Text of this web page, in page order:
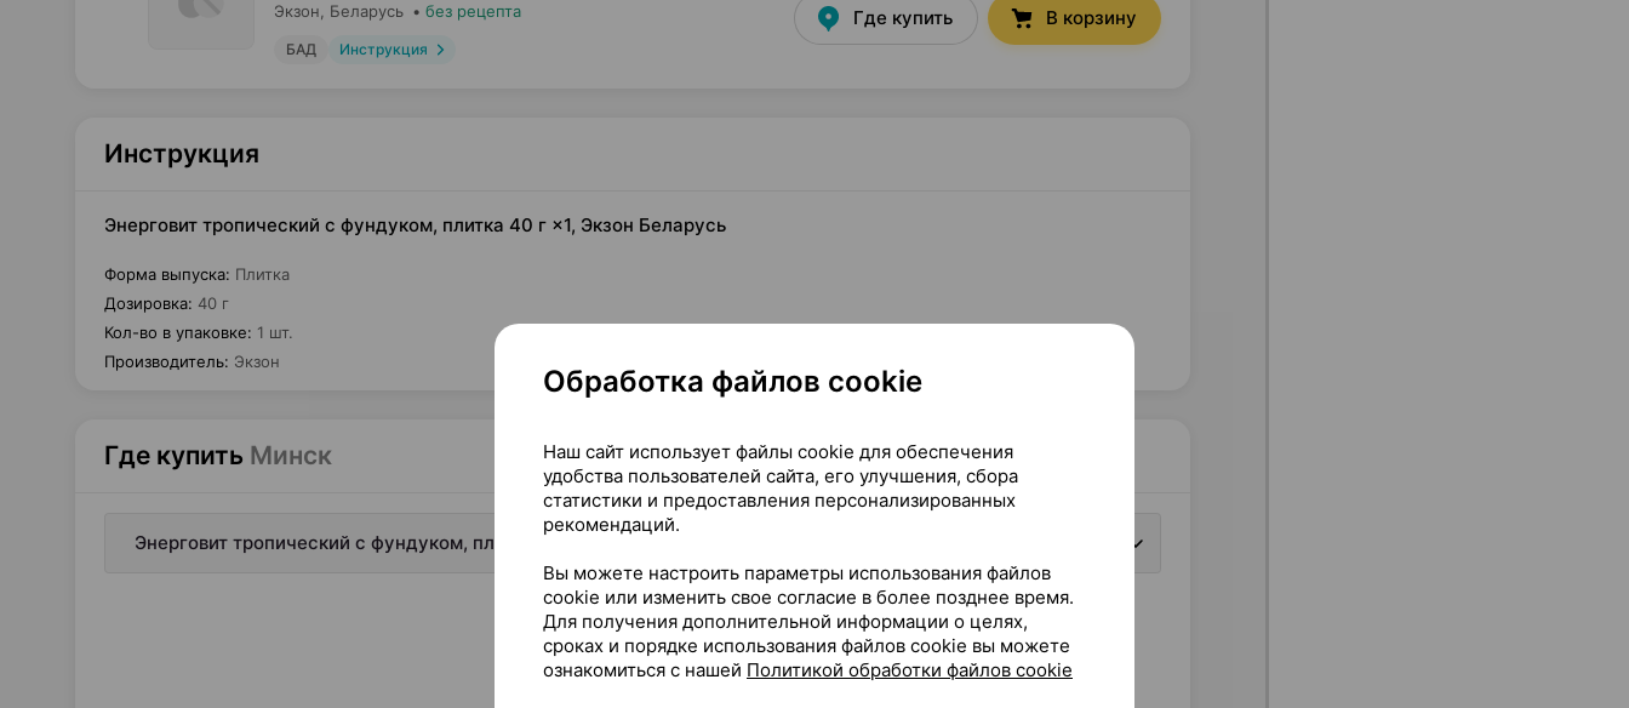
Экзон , Беларусь • без рецепта
БАД Инструкция
Где купить В корзину
Инструкция
Энерговит тропический с фундуком, плитка 40 г ×1, Экзон Беларусь
Форма выпуска: Плитка
Дозировка: 40 г
Кол-во в упаковке: 1 шт.
Производитель: Экзон
Где купить Минск
Энерговит тропический с фундуком, плитка 40 г ×1, Экзон Беларусь
513
Обработка файлов cookie
Наш сайт использует файлы cookie для обеспечения
удобства пользователей сайта, его улучшения, сбора
статистики и предоставления персонализированных
рекомендаций.
Вы можете настроить параметры использования файлов
cookie или изменить свое согласие в более позднее время.
Для получения дополнительной информации о целях,
сроках и порядке использования файлов cookie вы можете
ознакомиться с нашей Политикой обработки файлов cookie